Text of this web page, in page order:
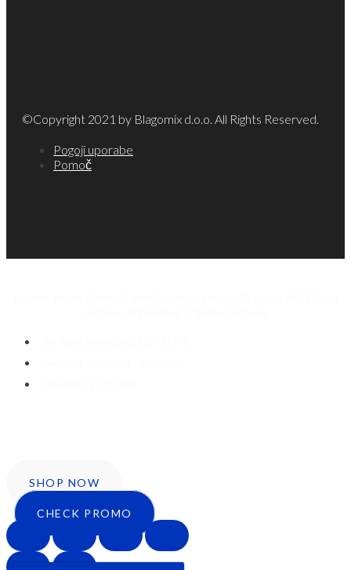
©Copyright 2021 by Blagomix d.o.o. All Rights Reserved.
Pogoji uporabe
Pomoč
SHOP NOW
CHECK PROMO